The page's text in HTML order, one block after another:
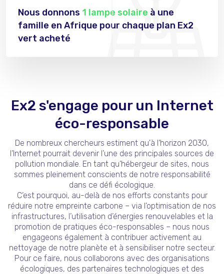
Nous donnons 1 lampe solaire à une
famille en Afrique pour chaque plan Ex2
vert acheté
Ex2 s'engage pour un Internet
éco-responsable
De nombreux chercheurs estiment qu'à l’horizon 2030,
l’Internet pourrait devenir l’une des principales sources de
pollution mondiale. En tant qu’hébergeur de sites, nous
sommes pleinement conscients de notre responsabilité
dans ce défi écologique.
C’est pourquoi, au-delà de nos efforts constants pour
réduire notre empreinte carbone – via l’optimisation de nos
infrastructures, l’utilisation d’énergies renouvelables et la
promotion de pratiques éco-responsables – nous nous
engageons également à contribuer activement au
nettoyage de notre planète et à sensibiliser notre secteur.
Pour ce faire, nous collaborons avec des organisations
écologiques, des partenaires technologiques et des